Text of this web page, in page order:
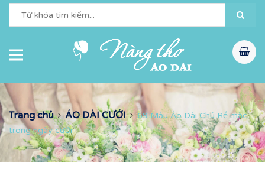
Trang chủ ÁO DÀI CƯỚI
69 Mẫu Áo Dài Chú Rể mặc
trong ngày cưới